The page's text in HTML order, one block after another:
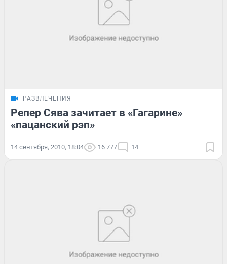
РАЗВЛЕЧЕНИЯ
Репер Сява зачитает в «Гагарине»
«пацанский рэп»
14 сентября, 2010, 18:04 16 777 14